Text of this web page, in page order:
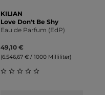
KILIAN
Love Don't Be Shy
Eau de Parfum (EdP)
49,10 €
(6.546,67 € / 1000 Milliliter)